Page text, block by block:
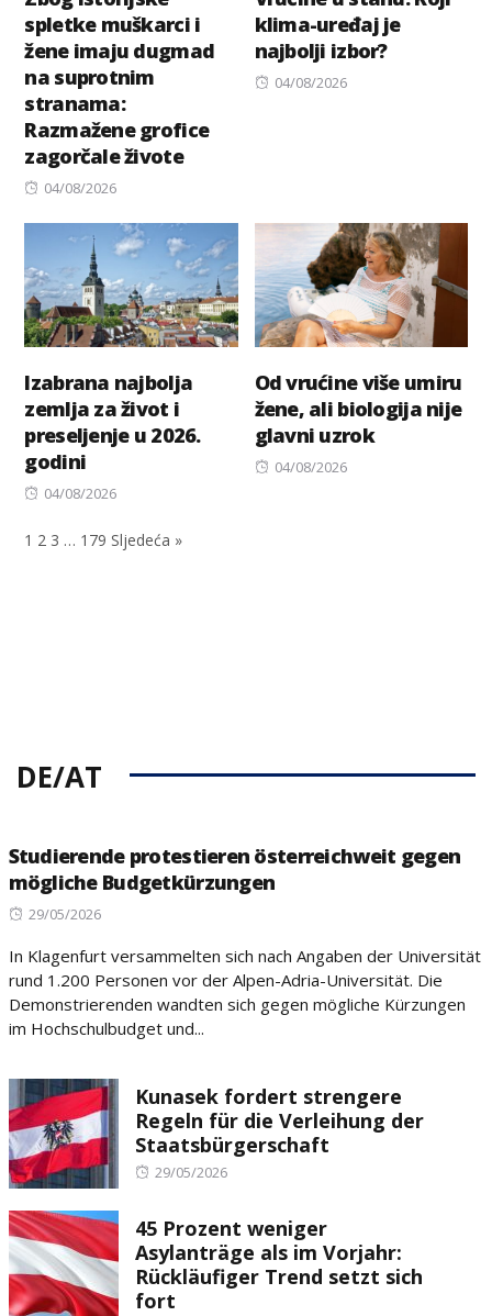
spletke muškarci i
žene imaju dugmad
na suprotnim
stranama:
Razmažene grofice
zagorčale živote
Posted
04/08/2026
klima-uređaj je
najbolji izbor?
Posted
04/08/2026
Izabrana najbolja
zemlja za život i
preseljenje u 2026.
godini
Posted
04/08/2026
Od vrućine više umiru
žene, ali biologija nije
glavni uzrok
Posted
04/08/2026
1 2 3 … 179 Sljedeća »
DE/AT
Studierende protestieren österreichweit gegen
mögliche Budgetkürzungen
Posted
29/05/2026
In Klagenfurt versammelten sich nach Angaben der Universität
rund 1.200 Personen vor der Alpen-Adria-Universität. Die
Demonstrierenden wandten sich gegen mögliche Kürzungen
im Hochschulbudget und...
Kunasek fordert strengere
Regeln für die Verleihung der
Staatsbürgerschaft
Posted
29/05/2026
45 Prozent weniger
Asylanträge als im Vorjahr:
Rückläufiger Trend setzt sich
fort